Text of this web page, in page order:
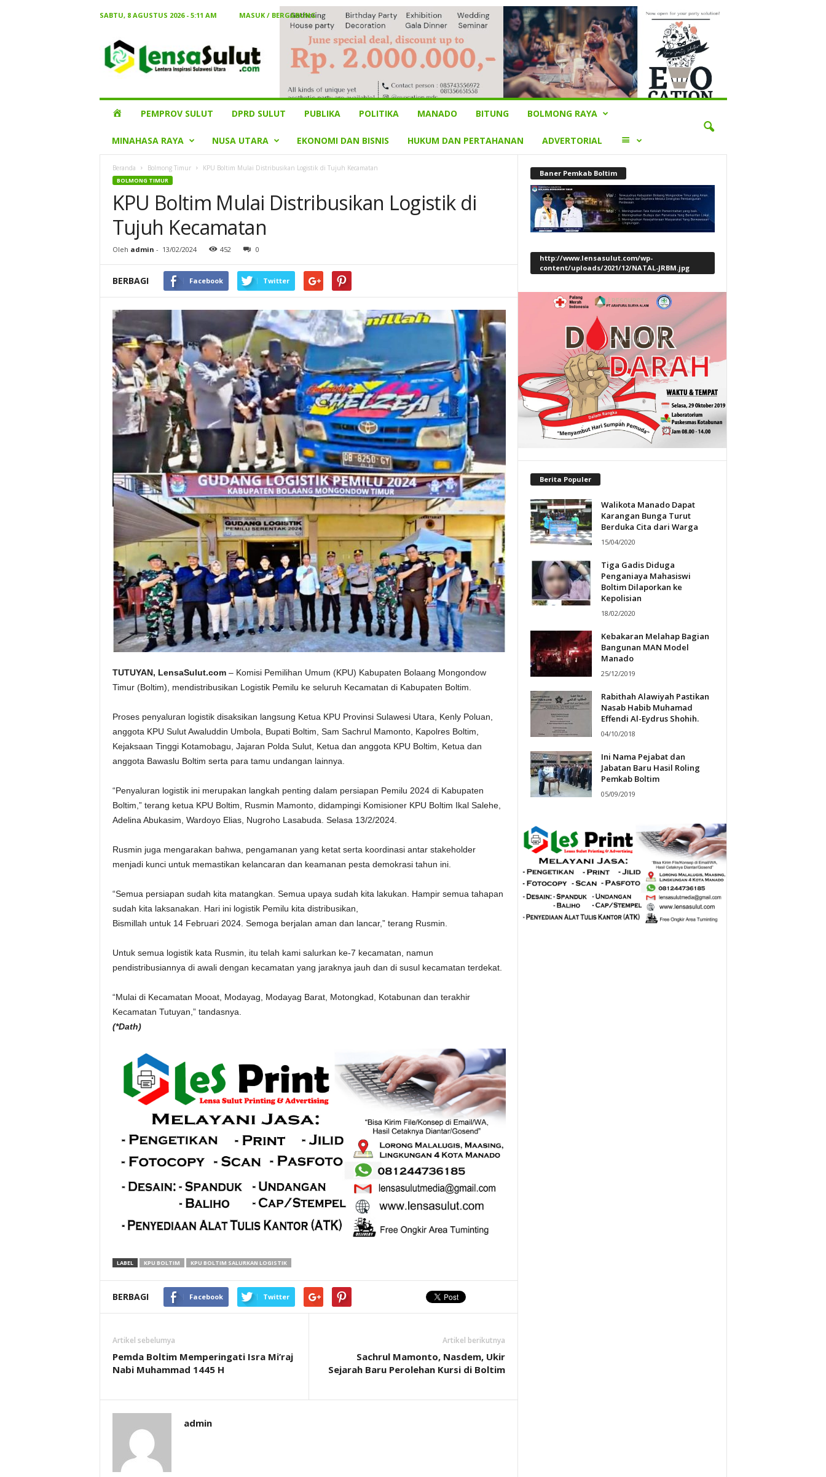
SABTU, 8 AGUSTUS 2026 - 5:11 AM
MASUK / BERGABUNG
Sulut
HOMEPEMPROV SULUT DPRD SULUT PUBLIKA POLITIKA MANADO BITUNG BOLMONG RAYA
MINAHASA RAYA NUSA UTARA EKONOMI DAN BISNIS HUKUM DAN PERTAHANAN ADVERTORIAL LAINNYA
Beranda Bolmong Timur KPU Boltim Mulai Distribusikan Logistik di Tujuh Kecamatan
BOLMONG TIMUR
KPU Boltim Mulai Distribusikan Logistik di
Tujuh Kecamatan
Oleh admin - 13/02/2024 452 0
BERBAGI Facebook Twitter
TUTUYAN, LensaSulut.com– Komisi Pemilihan Umum (KPU) Kabupaten Bolaang Mongondow
Timur (Boltim), mendistribusikan Logistik Pemilu ke seluruh Kecamatan di Kabupaten Boltim.
Proses penyaluran logistik disaksikan langsung Ketua KPU Provinsi Sulawesi Utara, Kenly Poluan,
anggota KPU Sulut Awaluddin Umbola, Bupati Boltim, Sam Sachrul Mamonto, Kapolres Boltim,
Kejaksaan Tinggi Kotamobagu, Jajaran Polda Sulut, Ketua dan anggota KPU Boltim, Ketua dan
anggota Bawaslu Boltim serta para tamu undangan lainnya.
“Penyaluran logistik ini merupakan langkah penting dalam persiapan Pemilu 2024 di Kabupaten
Boltim,” terang ketua KPU Boltim, Rusmin Mamonto, didampingi Komisioner KPU Boltim Ikal Salehe,
Adelina Abukasim, Wardoyo Elias, Nugroho Lasabuda. Selasa 13/2/2024.
Rusmin juga mengarakan bahwa, pengamanan yang ketat serta koordinasi antar stakeholder
menjadi kunci untuk memastikan kelancaran dan keamanan pesta demokrasi tahun ini.
“Semua persiapan sudah kita matangkan. Semua upaya sudah kita lakukan. Hampir semua tahapan
sudah kita laksanakan. Hari ini logistik Pemilu kita distribusikan,
Bismillah untuk 14 Februari 2024. Semoga berjalan aman dan lancar,” terang Rusmin.
Untuk semua logistik kata Rusmin, itu telah kami salurkan ke-7 kecamatan, namun
pendistribusiannya di awali dengan kecamatan yang jaraknya jauh dan di susul kecamatan terdekat.
“Mulai di Kecamatan Mooat, Modayag, Modayag Barat, Motongkad, Kotabunan dan terakhir
Kecamatan Tutuyan,” tandasnya.
(*Dath)
LABEL KPU BOLTIM KPU BOLTIM SALURKAN LOGISTIK
BERBAGI Facebook Twitter
Artikel sebelumya
Pemda Boltim Memperingati Isra Mi’raj
Nabi Muhammad 1445 H
Artikel berikutnya
Sachrul Mamonto, Nasdem, Ukir
Sejarah Baru Perolehan Kursi di Boltim
admin
Baner Pemkab Boltim
http://www.lensasulut.com/wp-
content/uploads/2021/12/NATAL-JRBM.jpg
Berita Populer
Walikota Manado Dapat
Karangan Bunga Turut
Berduka Cita dari Warga
15/04/2020
Tiga Gadis Diduga
Penganiaya Mahasiswi
Boltim Dilaporkan ke
Kepolisian
18/02/2020
Kebakaran Melahap Bagian
Bangunan MAN Model
Manado
25/12/2019
Rabithah Alawiyah Pastikan
Nasab Habib Muhamad
Effendi Al-Eydrus Shohih.
04/10/2018
Ini Nama Pejabat dan
Jabatan Baru Hasil Roling
Pemkab Boltim
05/09/2019